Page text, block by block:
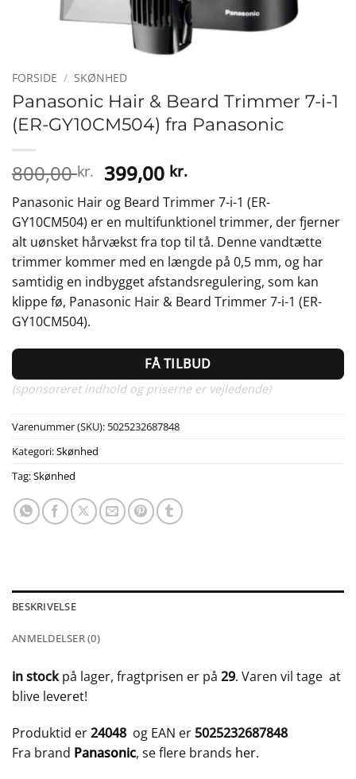
FORSIDE / SKØNHED
Panasonic Hair & Beard Trimmer 7-i-1
(ER-GY10CM504) fra Panasonic
800,00kr. Den
oprindelige
pris
var:
800,00 kr..
399,00 kr.Den
aktuelle
pris
er:
399,00 kr..
Panasonic Hair og Beard Trimmer 7-i-1 (ER-
GY10CM504) er en multifunktionel trimmer, der fjerner
alt uønsket hårvækst fra top til tå. Denne vandtætte
trimmer kommer med en længde på 0,5 mm, og har
samtidig en indbygget afstandsregulering, som kan
klippe fø, Panasonic Hair & Beard Trimmer 7-i-1 (ER-
GY10CM504).
FÅ TILBUD
(sponsoreret indhold og priserne er vejledende)
Varenummer (SKU): 5025232687848
Kategori:Skønhed
Tag:Skønhed
BESKRIVELSE
ANMELDELSER (0)
in stockpå lager, fragtprisen er på 29. Varen vil tage at
blive leveret!
Produktid er24048 og EAN er 5025232687848
Fra brand Panasonic, se flere brands her.